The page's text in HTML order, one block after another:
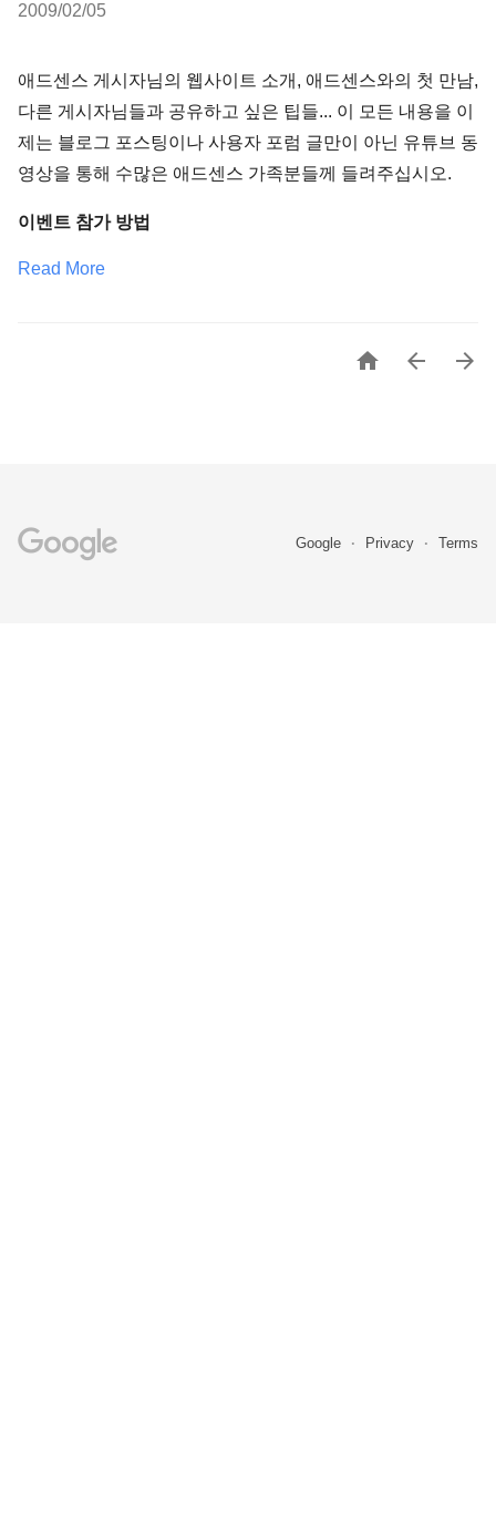
2009/02/05
애드센스 게시자님의 웹사이트 소개, 애드센스와의 첫 만남,
다른 게시자님들과 공유하고 싶은 팁들... 이 모든 내용을 이
제는 블로그 포스팅이나 사용자 포럼 글만이 아닌 유튜브 동
영상을 통해 수많은 애드센스 가족분들께 들려주십시오.
이벤트 참가 방법
Read More
  
Google Privacy Terms